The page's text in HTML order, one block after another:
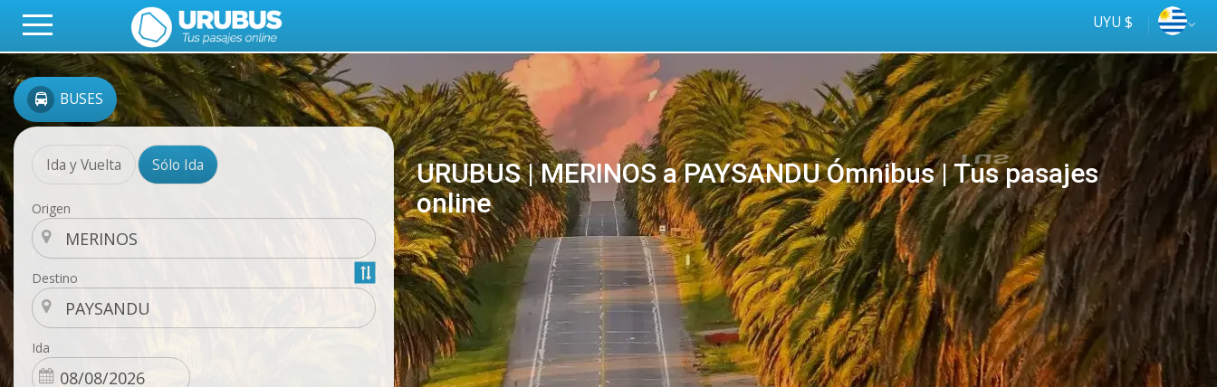
UYU $
BUSES
Ida y Vuelta Sólo Ida
Origen
Destino
Ida
URUBUS | MERINOS a PAYSANDU Ómnibus | Tus pasajes
online
online
Tus
ómnibus